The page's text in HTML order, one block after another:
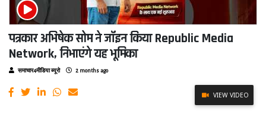
पत्रकार अभिषेक सोम ने जॉइन किया Republic Media
Network, निभाएंगे यह भूमिका
समाचार4मीडिया ब्यूरो 2 months ago
VIEW VIDEO